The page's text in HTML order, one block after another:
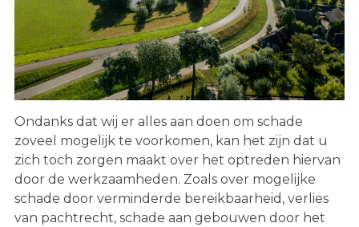
Ondanks dat wij er alles aan doen om schade
zoveel mogelijk te voorkomen, kan het zijn dat u
zich toch zorgen maakt over het optreden hiervan
door de werkzaamheden. Zoals over mogelijke
schade door verminderde bereikbaarheid, verlies
van pachtrecht, schade aan gebouwen door het